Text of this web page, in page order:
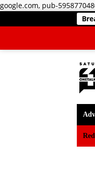
google.com, pub-